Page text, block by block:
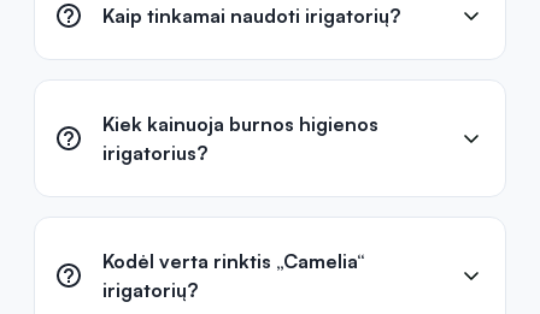
Kaip tinkamai naudoti irigatorių?
Kiek kainuoja burnos higienos
irigatorius?
Kodėl verta rinktis „Camelia“
irigatorių?